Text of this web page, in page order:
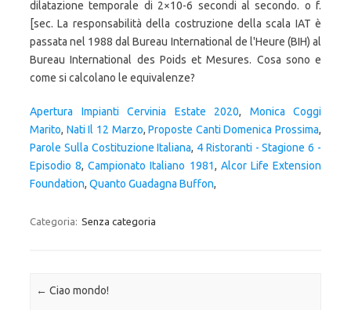
Apertura Impianti Cervinia Estate 2020, Monica Coggi
Marito, Nati Il 12 Marzo,Proposte Canti Domenica Prossima,
Parole Sulla Costituzione Italiana, 4 Ristoranti - Stagione 6 -
Episodio 8,Campionato Italiano 1981, Alcor Life Extension
Foundation, Quanto Guadagna Buffon,
Categoria: Senza categoria
Navigazione articolo
← Ciao mondo!